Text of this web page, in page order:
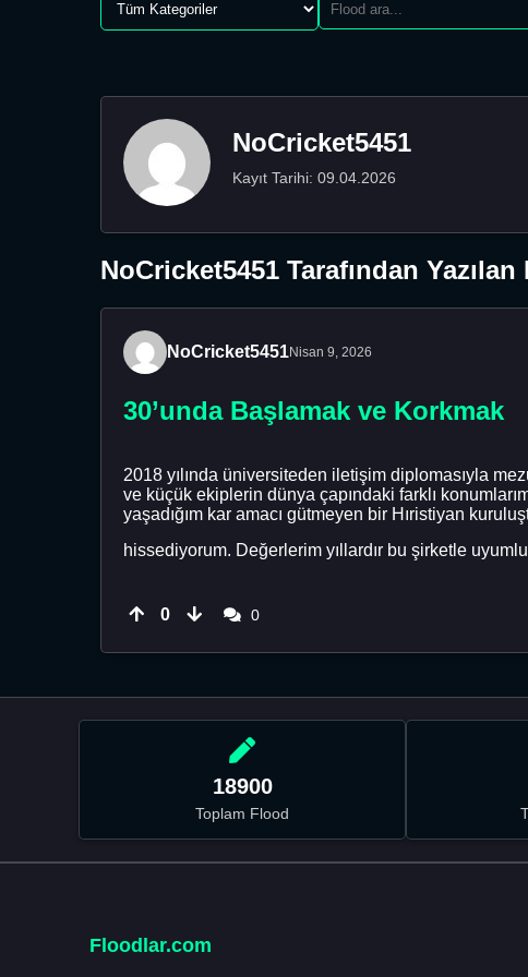
NoCricket5451
Kayıt Tarihi: 09.04.2026
NoCricket5451 Tarafından
NoCricket5451Nisan 9, 2026
30’unda Başlamak ve Korkmak
2018 yılında üniversiteden iletişim diplomasıyla
ve küçük ekiplerin dünya çapındaki farklı
yaşadığım kar amacı gütmeyen bir Hıristiyan
hissediyorum. Değerlerim yıllardır bu şirketle
0 0
18900
Toplam Flood
Floodlar.com